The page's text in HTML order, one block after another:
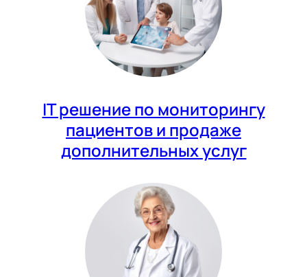
IT решение по мониторингу
пациентов и продаже
дополнительных услуг